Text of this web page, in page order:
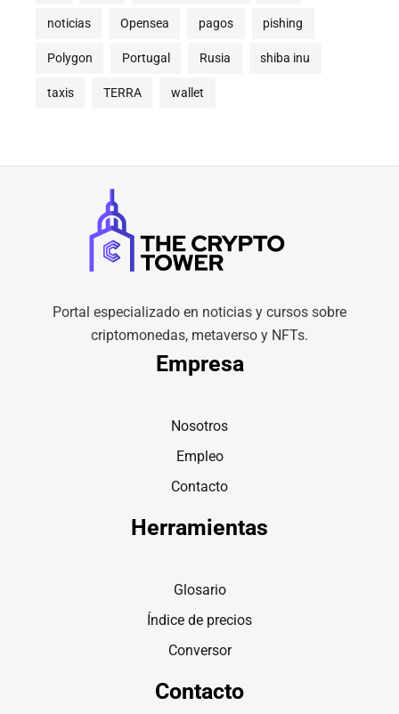
noticias Opensea pagos pishing
Polygon Portugal Rusia shiba inu
taxis TERRA wallet
Portal especializado en noticias y cursos sobre
criptomonedas, metaverso y NFTs.
Empresa
Nosotros
Empleo
Contacto
Herramientas
Glosario
Índice de precios
Conversor
Contacto